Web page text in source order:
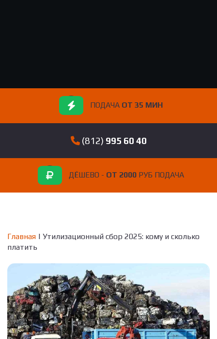
ПОДАЧА ОТ 35 МИН
(812) 995 60 40
ДЁШЕВО - ОТ 2000РУБ ПОДАЧА
Главная | Утилизационный сбор 2025: кому и сколько
платить